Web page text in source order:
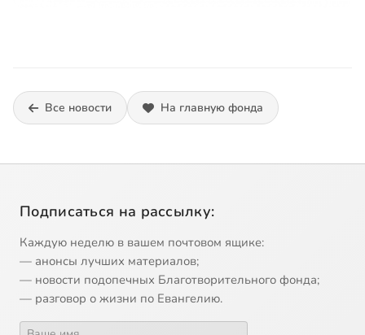
Все новости На главную фонда
Подписаться на рассылку:
Каждую неделю в вашем почтовом ящике:
— анонсы лучших материалов;
— новости подопечных Благотворительного фонда;
— разговор о жизни по Евангелию.